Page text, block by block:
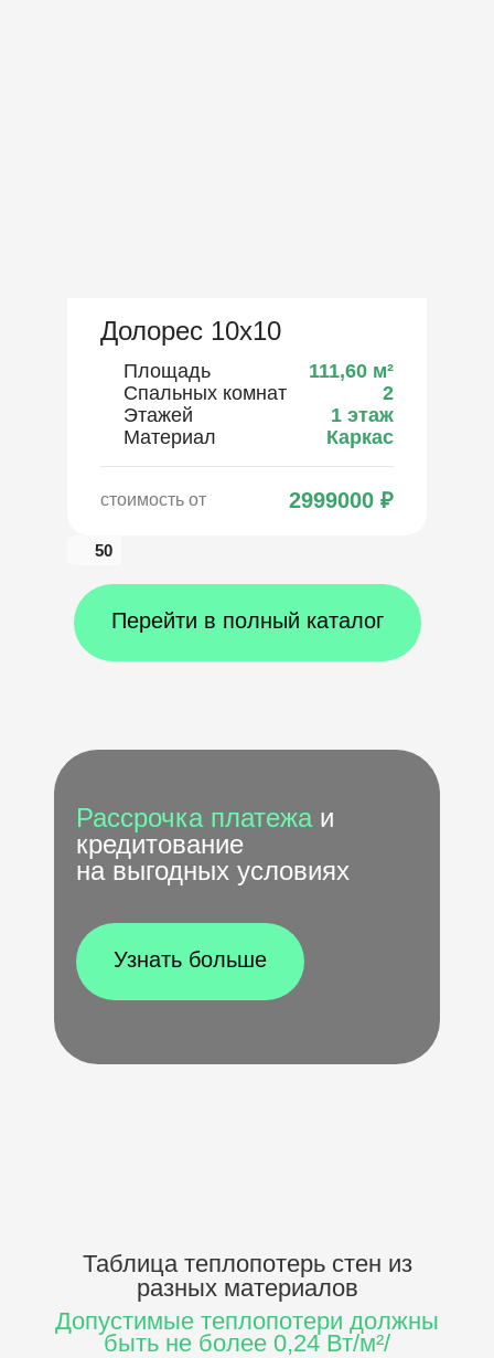
Долорес 10х10
Площадь 111,60 м²
Спальных комнат
2
Этажей
1 этаж
Материал
Каркас
стоимость от 2999000 ₽
50
Перейти в полный каталог
Рассрочка платежа и
кредитование
на выгодных условиях
Узнать больше
Таблица теплопотерь стен из
разных материалов
Допустимые теплопотери должны
быть не более 0,24 Вт/м²/